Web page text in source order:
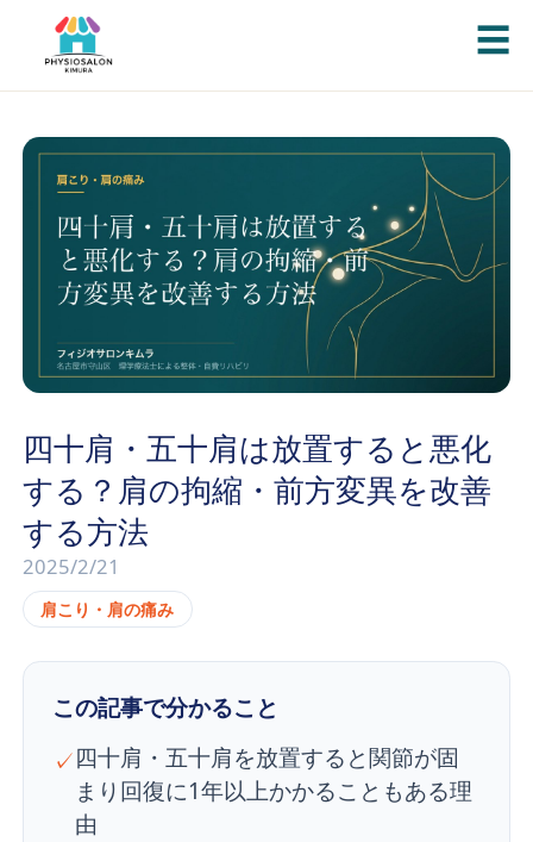
☰
四十肩・五十肩は放置すると悪化
する？肩の拘縮・前方変異を改善
する方法
2025/2/21
肩こり・肩の痛み
この記事で分かること
✓四十肩・五十肩を放置すると関節が固
まり回復に1年以上かかることもある理
由